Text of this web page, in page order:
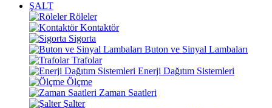
ŞALT
Röleler
Kontaktör
Sigorta
Buton ve Sinyal Lambaları
Trafolar
Enerji Dağıtım Sistemleri
Ölçme
Zaman Saatleri
Şalter